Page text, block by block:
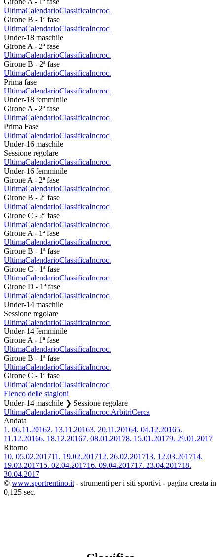
UltimaCalendarioClassificaIncroci
Girone B - 1ª fase
UltimaCalendarioClassificaIncroci
Under-18 maschile
Girone A - 2ª fase
UltimaCalendarioClassificaIncroci
Girone B - 2ª fase
UltimaCalendarioClassificaIncroci
Prima fase
UltimaCalendarioClassificaIncroci
Under-18 femminile
Girone A - 2ª fase
UltimaCalendarioClassificaIncroci
Prima Fase
UltimaCalendarioClassificaIncroci
Under-16 maschile
Sessione regolare
UltimaCalendarioClassificaIncroci
Under-16 femminile
Girone A - 2ª fase
UltimaCalendarioClassificaIncroci
Girone B - 2ª fase
UltimaCalendarioClassificaIncroci
Girone C - 2ª fase
UltimaCalendarioClassificaIncroci
Girone A - 1ª fase
UltimaCalendarioClassificaIncroci
Girone B - 1ª fase
UltimaCalendarioClassificaIncroci
Girone C - 1ª fase
UltimaCalendarioClassificaIncroci
Girone D - 1ª fase
UltimaCalendarioClassificaIncroci
Under-14 maschile
Sessione regolare
UltimaCalendarioClassificaIncroci
Under-14 femminile
Girone A - 1ª fase
UltimaCalendarioClassificaIncroci
Girone B - 1ª fase
UltimaCalendarioClassificaIncroci
Girone C - 1ª fase
UltimaCalendarioClassificaIncroci
Elenco delle stagioni
Under-14 maschile ❯ Sessione regolare
UltimaCalendarioClassificaIncrociArbitriCerca
Andata
1. 06.11.20162. 13.11.20163. 20.11.20164. 04.12.20165.
11.12.20166. 18.12.20167. 08.01.20178. 15.01.20179. 29.01.2017
Ritorno
10. 05.02.201711. 19.02.201712. 26.02.201713. 12.03.201714.
19.03.201715. 02.04.201716. 09.04.201717. 23.04.201718.
30.04.2017
© www.sportrentino.it - strumenti per i siti sportivi - pagina creata in
0,125 sec.